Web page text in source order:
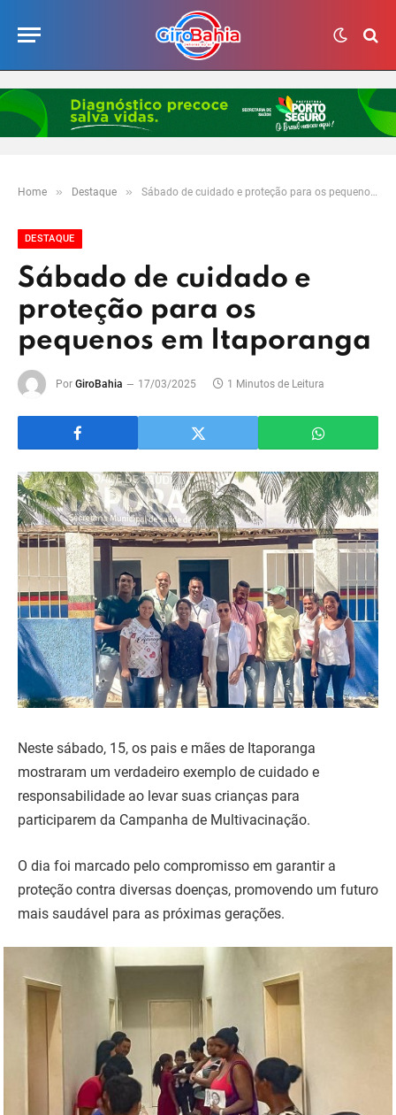
Home » Destaque » Sábado de cuidado e proteção para os pequenos em Itaporanga
DESTAQUE
Sábado de cuidado e
proteção para os
pequenos em Itaporanga
Por GiroBahia 17/03/2025 1 Minutos de Leitura
Neste sábado, 15, os pais e mães de Itaporanga
mostraram um verdadeiro exemplo de cuidado e
responsabilidade ao levar suas crianças para
participarem da Campanha de Multivacinação.
O dia foi marcado pelo compromisso em garantir a
proteção contra diversas doenças, promovendo um futuro
mais saudável para as próximas gerações.